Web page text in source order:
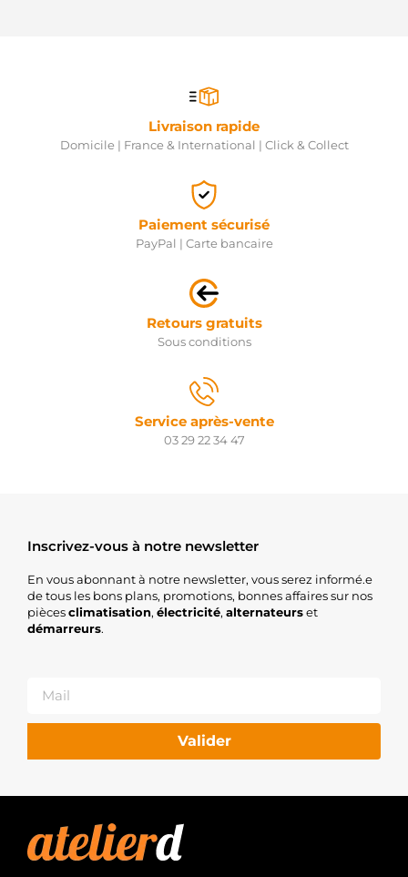
Livraison rapide
Domicile | France & International | Click & Collect
Paiement sécurisé
PayPal | Carte bancaire
Retours gratuits
Sous conditions
Service après-vente
03 29 22 34 47
Inscrivez-vous à notre newsletter
En vous abonnant à notre newsletter, vous serez informé.e
de tous les bons plans, promotions, bonnes affaires sur nos
piècesclimatisation, électricité, alternateurset
démarreurs.
Valider